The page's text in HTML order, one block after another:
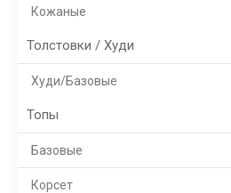
Кожаные
Толстовки / Худи
Худи/Базовые
Топы
Базовые
Корсет